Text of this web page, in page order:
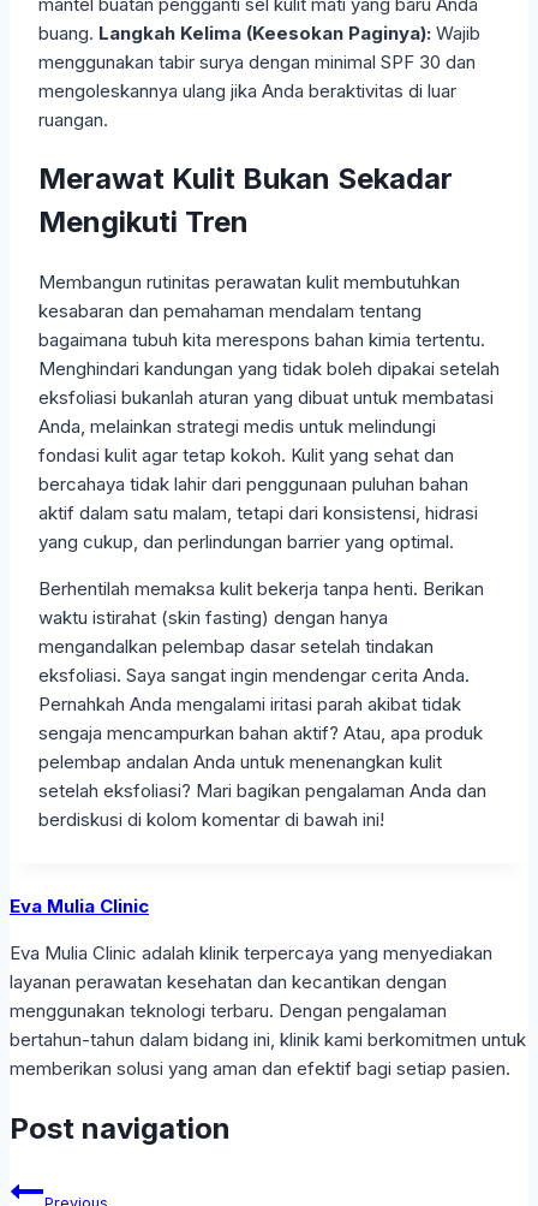
buang. Langkah Kelima (Keesokan Paginya): Wajib
menggunakan tabir surya dengan minimal SPF 30 dan
mengoleskannya ulang jika Anda beraktivitas di luar
ruangan.
Merawat Kulit Bukan Sekadar
Mengikuti Tren
Membangun rutinitas perawatan kulit membutuhkan
kesabaran dan pemahaman mendalam tentang
bagaimana tubuh kita merespons bahan kimia tertentu.
Menghindari kandungan yang tidak boleh dipakai setelah
eksfoliasi bukanlah aturan yang dibuat untuk membatasi
Anda, melainkan strategi medis untuk melindungi
fondasi kulit agar tetap kokoh. Kulit yang sehat dan
bercahaya tidak lahir dari penggunaan puluhan bahan
aktif dalam satu malam, tetapi dari konsistensi, hidrasi
yang cukup, dan perlindungan barrier yang optimal.
Berhentilah memaksa kulit bekerja tanpa henti. Berikan
waktu istirahat (skin fasting) dengan hanya
mengandalkan pelembap dasar setelah tindakan
eksfoliasi. Saya sangat ingin mendengar cerita Anda.
Pernahkah Anda mengalami iritasi parah akibat tidak
sengaja mencampurkan bahan aktif? Atau, apa produk
pelembap andalan Anda untuk menenangkan kulit
setelah eksfoliasi? Mari bagikan pengalaman Anda dan
berdiskusi di kolom komentar di bawah ini!
Eva Mulia Clinic
Eva Mulia Clinic adalah klinik terpercaya yang menyediakan
layanan perawatan kesehatan dan kecantikan dengan
menggunakan teknologi terbaru. Dengan pengalaman
bertahun-tahun dalam bidang ini, klinik kami berkomitmen untuk
memberikan solusi yang aman dan efektif bagi setiap pasien.
Post navigation